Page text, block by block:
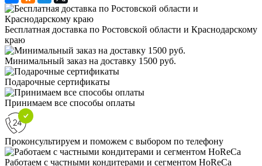
Бесплатная доставка по Ростовской области и Краснодарскому
краю
Минимальный заказ на доставку 1500 руб.
Подарочные сертификаты
Принимаем все способы оплаты
Проконсультируем и поможем с выбором по телефону
Работаем с частными кондитерами и сегментом HoReCa